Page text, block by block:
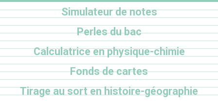
Simulateur de notes
Perles du bac
Calculatrice en physique-chimie
Fonds de cartes
Tirage au sort en histoire-géographie